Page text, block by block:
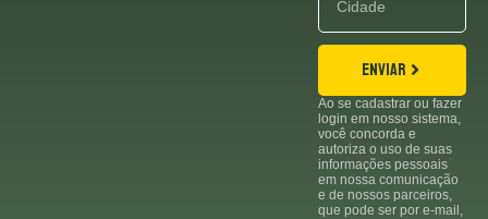
ENVIAR
Ao se cadastrar ou fazer
login em nosso sistema,
você concorda e
autoriza o uso de suas
informações pessoais
em nossa comunicação
e de nossos parceiros,
que pode ser por e-mail,